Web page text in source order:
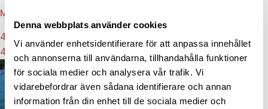
Denna webbplats använder cookies
Vi använder enhetsidentifierare för att anpassa innehållet
och annonserna till användarna, tillhandahålla funktioner
för sociala medier och analysera vår trafik. Vi
vidarebefordrar även sådana identifierare och annan
information från din enhet till de sociala medier och
Mycket fin och välskött båt! Sötvattenkyld motor.
449 000:-
449 000:-